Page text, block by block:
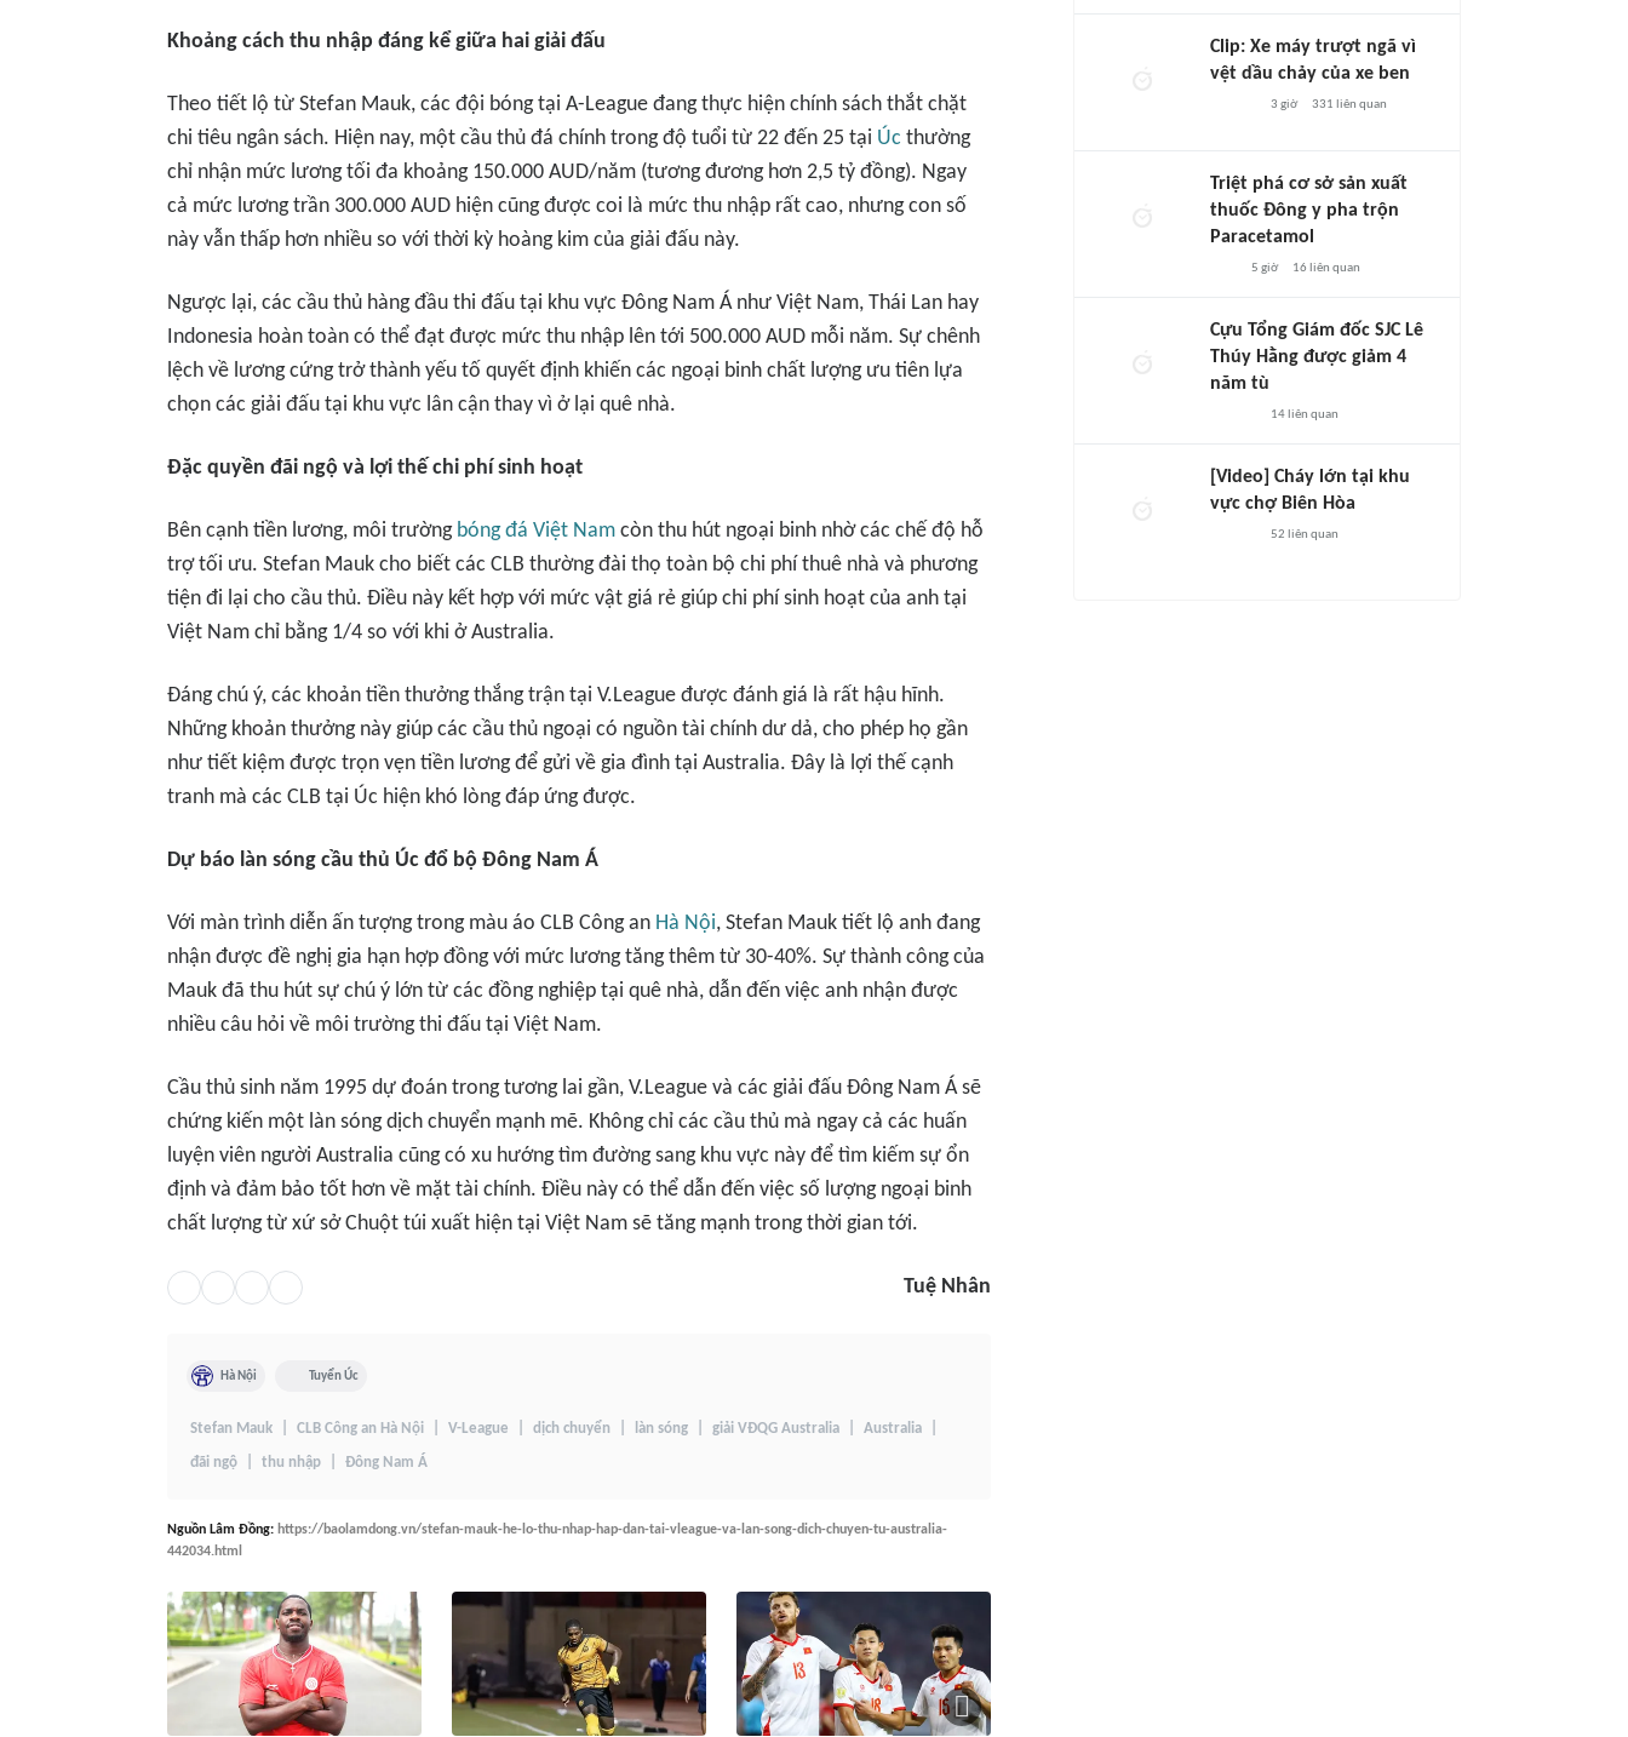
Khoảng cách thu nhập đáng kể giữa hai giải đấu
Theo tiết lộ từ Stefan Mauk, các đội bóng tại A-League đang thực hiện chính sách thắt chặt
chi tiêu ngân sách. Hiện nay, một cầu thủ đá chính trong độ tuổi từ 22 đến 25 tại Úc thường
chỉ nhận mức lương tối đa khoảng 150.000 AUD/năm (tương đương hơn 2,5 tỷ đồng). Ngay
cả mức lương trần 300.000 AUD hiện cũng được coi là mức thu nhập rất cao, nhưng con số
này vẫn thấp hơn nhiều so với thời kỳ hoàng kim của giải đấu này.
Ngược lại, các cầu thủ hàng đầu thi đấu tại khu vực Đông Nam Á như Việt Nam, Thái Lan hay
Indonesia hoàn toàn có thể đạt được mức thu nhập lên tới 500.000 AUD mỗi năm. Sự chênh
lệch về lương cứng trở thành yếu tố quyết định khiến các ngoại binh chất lượng ưu tiên lựa
chọn các giải đấu tại khu vực lân cận thay vì ở lại quê nhà.
Đặc quyền đãi ngộ và lợi thế chi phí sinh hoạt
Bên cạnh tiền lương, môi trường bóng đá Việt Nam còn thu hút ngoại binh nhờ các chế độ hỗ
trợ tối ưu. Stefan Mauk cho biết các CLB thường đài thọ toàn bộ chi phí thuê nhà và phương
tiện đi lại cho cầu thủ. Điều này kết hợp với mức vật giá rẻ giúp chi phí sinh hoạt của anh tại
Việt Nam chỉ bằng 1/4 so với khi ở Australia.
Đáng chú ý, các khoản tiền thưởng thắng trận tại V.League được đánh giá là rất hậu hĩnh.
Những khoản thưởng này giúp các cầu thủ ngoại có nguồn tài chính dư dả, cho phép họ gần
như tiết kiệm được trọn vẹn tiền lương để gửi về gia đình tại Australia. Đây là lợi thế cạnh
tranh mà các CLB tại Úc hiện khó lòng đáp ứng được.
Dự báo làn sóng cầu thủ Úc đổ bộ Đông Nam Á
Với màn trình diễn ấn tượng trong màu áo CLB Công an Hà Nội, Stefan Mauk tiết lộ anh đang
nhận được đề nghị gia hạn hợp đồng với mức lương tăng thêm từ 30-40%. Sự thành công của
Mauk đã thu hút sự chú ý lớn từ các đồng nghiệp tại quê nhà, dẫn đến việc anh nhận được
nhiều câu hỏi về môi trường thi đấu tại Việt Nam.
Cầu thủ sinh năm 1995 dự đoán trong tương lai gần, V.League và các giải đấu Đông Nam Á sẽ
chứng kiến một làn sóng dịch chuyển mạnh mẽ. Không chỉ các cầu thủ mà ngay cả các huấn
luyện viên người Australia cũng có xu hướng tìm đường sang khu vực này để tìm kiếm sự ổn
định và đảm bảo tốt hơn về mặt tài chính. Điều này có thể dẫn đến việc số lượng ngoại binh
chất lượng từ xứ sở Chuột túi xuất hiện tại Việt Nam sẽ tăng mạnh trong thời gian tới.
Tuệ Nhân
Hà Nội Tuyển Úc
Stefan Mauk CLB Công an Hà Nội V-League dịch chuyển làn sóng giải VĐQG Australia Australia
đãi ngộ thu nhập Đông Nam Á
Nguồn Lâm Đồng: https://baolamdong.vn/stefan-mauk-he-lo-thu-nhap-hap-dan-tai-vleague-va-lan-song-dich-chuyen-tu-australia-
442034.html
Clip: Xe máy trượt ngã vì
vệt dầu chảy của xe ben
3 giờ 331 liên quan
Triệt phá cơ sở sản xuất
thuốc Đông y pha trộn
Paracetamol
5 giờ 16 liên quan
Cựu Tổng Giám đốc SJC Lê
Thúy Hằng được giảm 4
năm tù
14 liên quan
[Video] Cháy lớn tại khu
vực chợ Biên Hòa
52 liên quan